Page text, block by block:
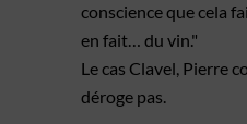
conscience que cela
en fait… du vin."
Le cas Clavel, Pierre
déroge pas.